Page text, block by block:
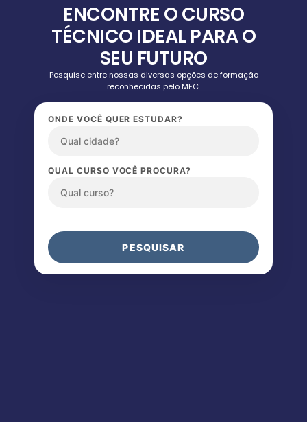
ENCONTRE O CURSO
TÉCNICO IDEAL PARA O
SEU FUTURO
Pesquise entre nossas diversas opções de formação
reconhecidas pelo MEC.
ONDE VOCÊ QUER ESTUDAR?
QUAL CURSO VOCÊ PROCURA?
PESQUISAR